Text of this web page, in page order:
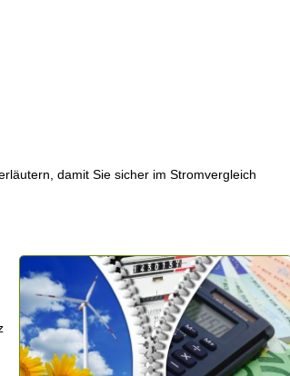
damit Sie sicher im Stromvergleich